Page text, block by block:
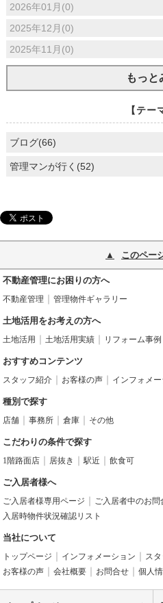
2026年01月(0)
2025年12月(0)
2025年11月(0)
もっと
【テー
ブログ(66)
管理マンが行く(52)
このペー
不動産管理にお困りの方へ
不動産管理 管理物件ギャラリー
土地活用をお考えの方へ
土地活用 土地活用実績 リフォーム事例
おすすめコンテンツ
スタッフ紹介 お客様の声 インフォメ
種別で探す
店舗 事務所 倉庫 その他
こだわりの条件で探す
1階路面店 居抜き 駅近 飲食可
ご入居者様へ
ご入居者様専用ページ ご入居者中のお問
入居時物件状況確認リスト
当社について
トップページ インフォメーション ス
お客様の声
会社概要 お問合せ 個人